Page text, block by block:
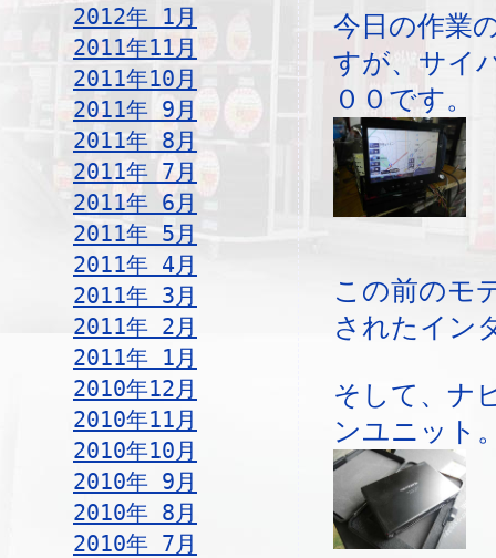
2012年 1月
2011年11月
2011年10月
2011年 9月
2011年 8月
2011年 7月
2011年 6月
2011年 5月
2011年 4月
2011年 3月
2011年 2月
2011年 1月
2010年12月
2010年11月
2010年10月
2010年 9月
2010年 8月
2010年 7月
今日の作業
すが、サイ
００です。
この前のモ
されたイン
そして、ナ
ンユニット